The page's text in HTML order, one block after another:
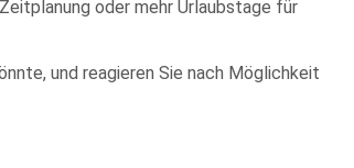
oder mehr Urlaubstage für
und reagieren Sie nach Möglichkeit